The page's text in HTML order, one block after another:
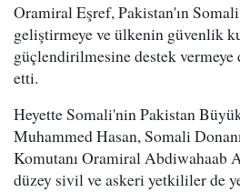
Oramiral Eşref, Pakistan'ın
geliştirmeye ve ülkenin güvenlik
güçlendirilmesine destek
etti.
Heyette Somali'nin Pakistan
Muhammed Hasan, Somali
Komutanı Oramiral Abdiwahaab
düzey sivil ve askeri yetkililer de